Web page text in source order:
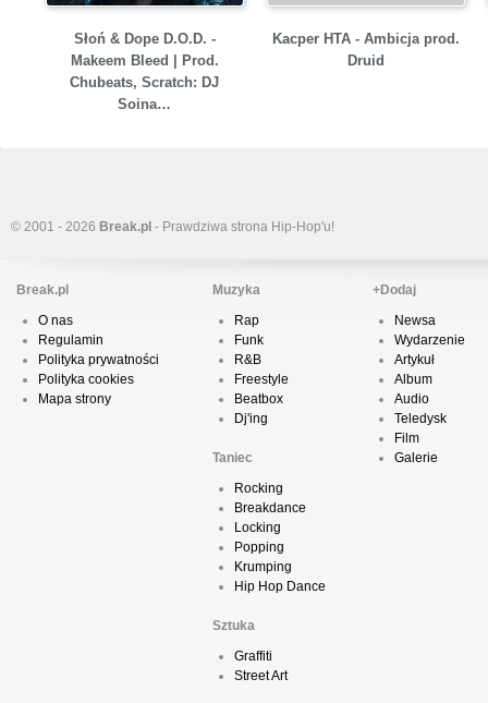
Słoń & Dope D.O.D. -
Makeem Bleed | Prod.
Chubeats, Scratch: DJ
Soina…
Kacper HTA - Ambicja prod.
Druid
© 2001 - 2026 Break.pl - Prawdziwa strona Hip-Hop'u!
Break.pl
O nas
Regulamin
Polityka prywatności
Polityka cookies
Mapa strony
Muzyka
Rap
Funk
R&B
Freestyle
Beatbox
Dj'ing
Taniec
Rocking
Breakdance
Locking
Popping
Krumping
Hip Hop Dance
Sztuka
Graffiti
Street Art
+Dodaj
Newsa
Wydarzenie
Artykuł
Album
Audio
Teledysk
Film
Galerie